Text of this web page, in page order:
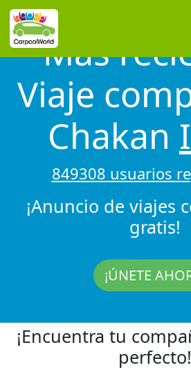
Más
Viaje
Chakan
849308 usuarios
¡Anuncio de viajes
gratis!
¡ÚNETE
¡Encuentra tu
perfecto!